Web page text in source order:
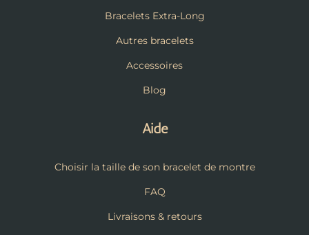
Bracelets Extra-Long
Autres bracelets
Accessoires
Blog
Aide
Choisir la taille de son bracelet de montre
FAQ
Livraisons & retours